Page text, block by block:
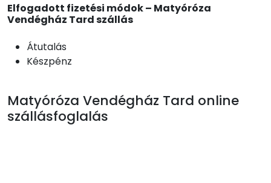
Elfogadott fizetési módok – Matyóróza
Vendégház Tard szállás
Átutalás
Készpénz
Matyóróza Vendégház Tard online
szállásfoglalás